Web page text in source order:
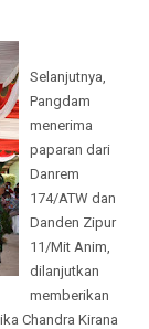
Selanjutnya,
Pangdam
menerima
paparan dari
Danrem
174/ATW dan
Danden Zipur
11/Mit Anim,
dilanjutkan
memberikan
Chandra Kirana